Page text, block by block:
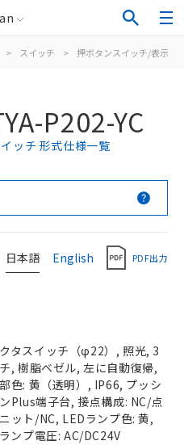
> スイッチ > 押ボタンスイッチ/表示灯
P202-YC
ッチ 形式仕様一覧
日本語 English PDF出力
タスイッチ（φ22）, 照光, 3
, 樹脂ベゼル, 左に自動復帰,
色: 黄（透明）, IP66, プッシ
Plus端子台, 接点構成: NC/点
ット/NC, LEDランプ色: 黄,
ンプ電圧: AC/DC24V